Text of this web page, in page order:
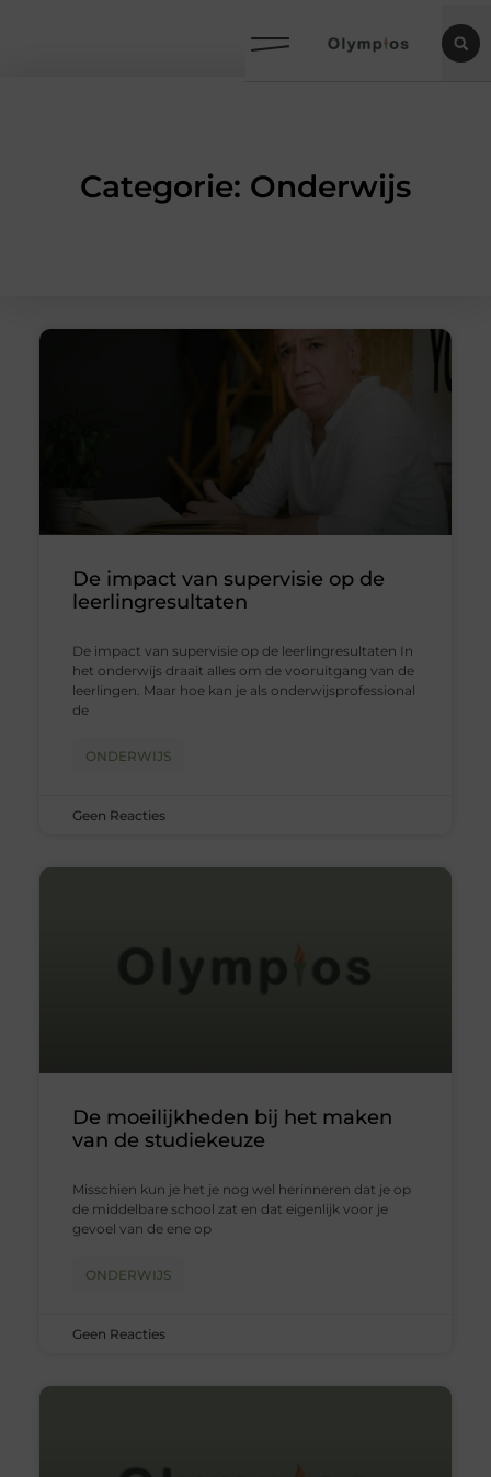
Categorie: Onderwijs
De impact van supervisie op de
leerlingresultaten
De impact van supervisie op de leerlingresultaten In
het onderwijs draait alles om de vooruitgang van de
leerlingen. Maar hoe kan je als onderwijsprofessional
de
ONDERWIJS
Geen Reacties
De moeilijkheden bij het maken
van de studiekeuze
Misschien kun je het je nog wel herinneren dat je op
de middelbare school zat en dat eigenlijk voor je
gevoel van de ene op
ONDERWIJS
Geen Reacties